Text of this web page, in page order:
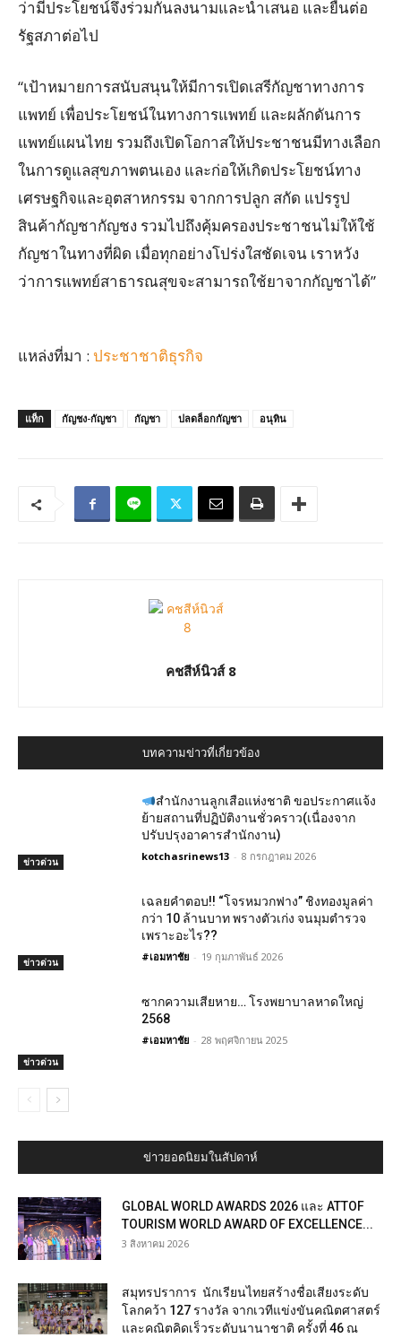
ว่ามีประโยชน์จึงร่วมกันลงนามและนำเสนอ และยื่นต่อ
รัฐสภาต่อไป
“เป้าหมายการสนับสนุนให้มีการเปิดเสรีกัญชาทางการ
แพทย์ เพื่อประโยชน์ในทางการแพทย์ และผลักดันการ
แพทย์แผนไทย รวมถึงเปิดโอกาสให้ประชาชนมีทางเลือก
ในการดูแลสุขภาพตนเอง และก่อให้เกิดประโยชน์ทาง
เศรษฐกิจและอุตสาหกรรม จากการปลูก สกัด แปรรูป
สินค้ากัญชากัญชง รวมไปถึงคุ้มครองประชาชนไม่ให้ใช้
กัญชาในทางที่ผิด เมื่อทุกอย่างโปร่งใสชัดเจน เราหวัง
ว่าการแพทย์สาธารณสุขจะสามารถใช้ยาจากกัญชาได้”
แหล่งที่มา : ประชาชาติธุรกิจ
แท็ก กัญชง-กัญชา กัญชา ปลดล็อกกัญชา อนุทิน
คชสีห์นิวส์ 8
บทความข่าวที่เกี่ยวข้อง
ข่าวด่วน
สำนักงานลูกเสือแห่งชาติ ขอประกาศแจ้ง
ย้ายสถานที่ปฏิบัติงานชั่วคราว(เนื่องจาก
ปรับปรุงอาคารสำนักงาน)
kotchasrinews13 - 8 กรกฎาคม 2026
ข่าวด่วน
เฉลยคำตอบ!! “โจรหมวกฟาง” ชิงทองมูลค่า
กว่า 10 ล้านบาท พรางตัวเก่ง จนมุมตํารวจ
เพราะอะไร??
#เอมหาชัย - 19 กุมภาพันธ์ 2026
ข่าวด่วน
ซากความเสียหาย… โรงพยาบาลหาดใหญ่
2568
#เอมหาชัย - 28 พฤศจิกายน 2025
ข่าวยอดนิยมในสัปดาห์
GLOBAL WORLD AWARDS 2026 และ ATTOF
TOURISM WORLD AWARD OF EXCELLENCE...
3 สิงหาคม 2026
สมุทรปราการ นักเรียนไทยสร้างชื่อเสียงระดับ
โลกคว้า 127 รางวัล จากเวทีแข่งขันคณิตศาสตร์
และคณิตคิดเร็วระดับนานาชาติ ครั้งที่ 46 ณ